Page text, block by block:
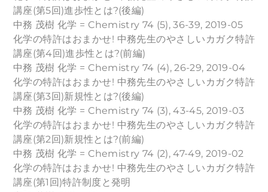
講座(第5回)進歩性とは?(後編)
中務 茂樹 化学 = Chemistry 74 (5), 36-39, 2019-05
化学の特許はおまかせ! 中務先生のやさしいカガク特許
講座(第4回)進歩性とは?(前編)
中務 茂樹 化学 = Chemistry 74 (4), 26-29, 2019-04
化学の特許はおまかせ! 中務先生のやさしいカガク特許
講座(第3回)新規性とは?(後編)
中務 茂樹 化学 = Chemistry 74 (3), 43-45, 2019-03
化学の特許はおまかせ! 中務先生のやさしいカガク特許
講座(第2回)新規性とは?(前編)
中務 茂樹 化学 = Chemistry 74 (2), 47-49, 2019-02
化学の特許はおまかせ! 中務先生のやさしいカガク特許
講座(第1回)特許制度と発明